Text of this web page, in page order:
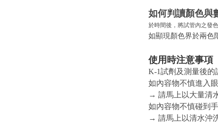
如何判讀顏色與
於時間後，將試管內之發
如顯現顏色界於兩色
使用時注意事項
K-1試劑及測量後的
如內容物不慎進入
→ 請馬上以大量清
如內容物不慎碰到
→ 請馬上以清水沖